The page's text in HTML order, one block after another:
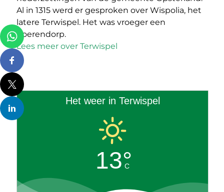
Al in 1315 werd er gesproken over Wispolia, het
latere Terwispel. Het was vroeger een
boerendorp.
Lees meer over Terwispel
Het weer in Terwispel
13°
C